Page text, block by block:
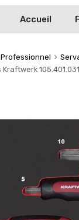
Accueil
105.401.031